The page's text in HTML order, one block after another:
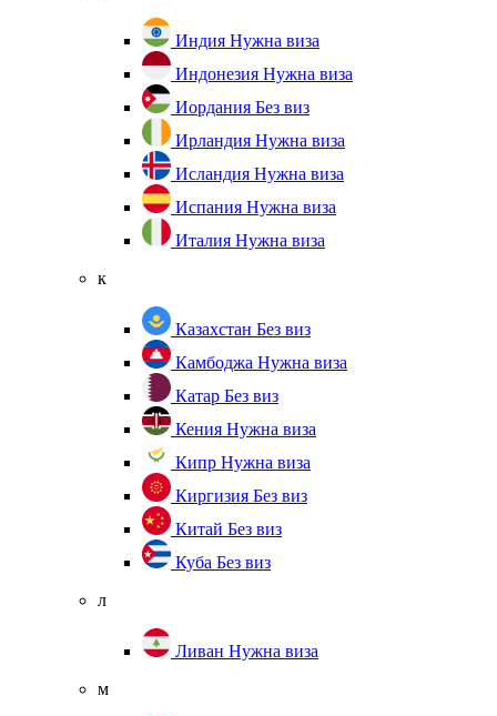
Индия Нужна виза
Индонезия Нужна виза
Иордания Без виз
Ирландия Нужна виза
Исландия Нужна виза
Испания Нужна виза
Италия Нужна виза
к
Казахстан Без виз
Камбоджа Нужна виза
Катар Без виз
Кения Нужна виза
Кипр Нужна виза
Киргизия Без виз
Китай Без виз
Куба Без виз
л
Ливан Нужна виза
м